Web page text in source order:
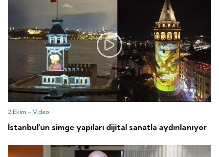
2 Ekim -Video
İstanbul'un simge yapıları dijital sanatla aydınlanıyor